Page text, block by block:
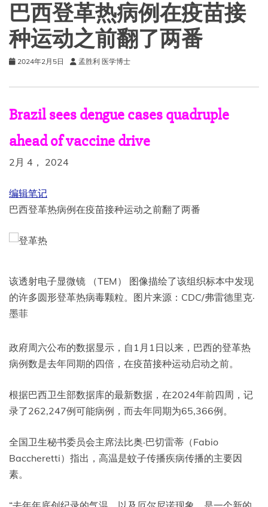
巴西登革热病例在疫苗接
种运动之前翻了两番
2024年2月5日 孟胜利 医学博士
Brazil sees dengue cases quadruple
ahead of vaccine drive
2月 4， 2024
编辑笔记
巴西登革热病例在疫苗接种运动之前翻了两番
该透射电子显微镜 （TEM） 图像描绘了该组织标本中发现
的许多圆形登革热病毒颗粒。图片来源：CDC/弗雷德里克·
墨菲
政府周六公布的数据显示，自1月1日以来，巴西的登革热
病例数是去年同期的四倍，在疫苗接种运动启动之前。
根据巴西卫生部数据库的最新数据，在2024年前四周，记
录了262,247例可能病例，而去年同期为65,366例。
全国卫生秘书委员会主席法比奥·巴切雷蒂（Fabio
Baccheretti）指出，高温是蚊子传播疾病传播的主要因
素。